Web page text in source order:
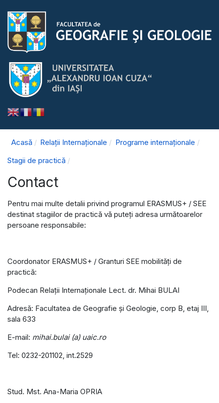
Acasă Relații Internaționale
Programe internaționale
Stagii de practică
Contact
Pentru mai multe detalii privind programul ERASMUS+ / SEE
destinat stagiilor de practică vă puteţi adresa următoarelor
persoane responsabile:
Coordonator ERASMUS+ / Granturi SEE mobilităţi de
practică:
Podecan Relaţii Internaţionale Lect. dr. Mihai BULAI
Adresă: Facultatea de Geografie şi Geologie, corp B, etaj III,
sala 633
E-mail: mihai.bulai (a) uaic.ro
Tel: 0232-201102, int.2529
Stud. Mst. Ana-Maria OPRIA